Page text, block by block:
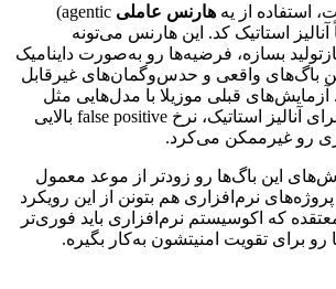
استفاده از یه هارنس عاملی (agentic
آنالیز استاتیک کد. این هارنس می‌تونه
بسازه، فرضیه‌ها رو به‌صورت داینامیک
باگ‌های واقعی و حدس‌وگمان‌های غیرقابل
آزمایش‌های قبلی موزیلا با مدل‌هایی مثل
آنالیز استاتیک، نرخ false positive بالایی
رو غیرممکن می‌کرد.
این باگ‌ها رو زودتر از موعد معمول
پروژه‌های نرم‌افزاری هم بتونن از این رویکرد
که اکوسیستم نرم‌افزاری باید فوری‌تر
رو برای تقویت امنیتشون به‌کار بگیره.